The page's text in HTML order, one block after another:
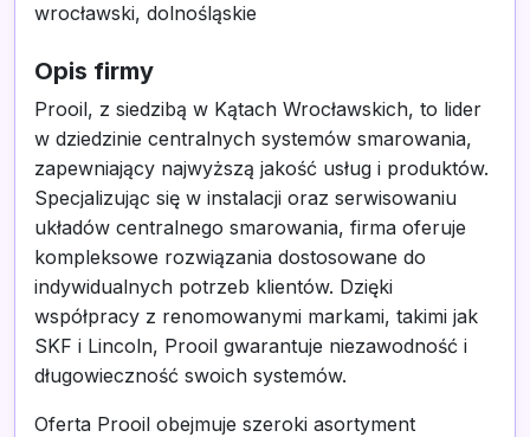
wrocławski, dolnośląskie
Opis firmy
Prooil, z siedzibą w Kątach Wrocławskich, to lider
w dziedzinie centralnych systemów smarowania,
zapewniający najwyższą jakość usług i produktów.
Specjalizując się w instalacji oraz serwisowaniu
układów centralnego smarowania, firma oferuje
kompleksowe rozwiązania dostosowane do
indywidualnych potrzeb klientów. Dzięki
współpracy z renomowanymi markami, takimi jak
SKF i Lincoln, Prooil gwarantuje niezawodność i
długowieczność swoich systemów.
Oferta Prooil obejmuje szeroki asortyment